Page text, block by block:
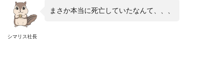
シマリス社長
まさか本当に死亡していたなんて、、、